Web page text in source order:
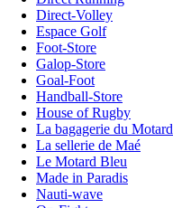
Direct-Volley
Espace Golf
Foot-Store
Galop-Store
Goal-Foot
Handball-Store
House of Rugby
La bagagerie du Motard
La sellerie de Maé
Le Motard Bleu
Made in Paradis
Nauti-wave